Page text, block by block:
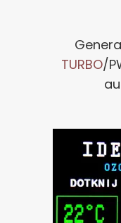
TURBO/